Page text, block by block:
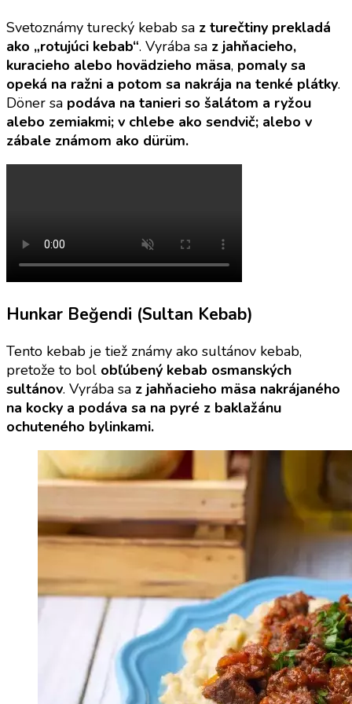
Svetoznámy turecký kebab sa z turečtiny prekladá
ako „rotujúci kebab“. Vyrába sa z jahňacieho,
kuracieho alebo hovädzieho mäsa, pomaly sa
opeká na ražni a potom sa nakrája na tenké plátky.
Döner sa podáva na tanieri so šalátom a ryžou
alebo zemiakmi; v chlebe ako sendvič; alebo v
zábale známom ako dürüm.
Hunkar Beğendi (Sultan Kebab)
Tento kebab je tiež známy ako sultánov kebab,
pretože to bol obľúbený kebab osmanských
sultánov. Vyrába sa z jahňacieho mäsa nakrájaného
na kocky a podáva sa na pyré z baklažánu
ochuteného bylinkami.